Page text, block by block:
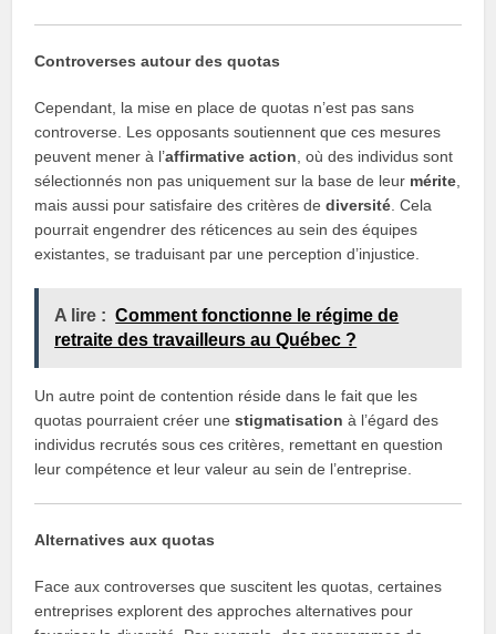
Controverses autour des quotas
Cependant, la mise en place de quotas n’est pas sans
controverse. Les opposants soutiennent que ces mesures
peuvent mener à l’affirmative action , où des individus sont
sélectionnés non pas uniquement sur la base de leur mérite
mais aussi pour satisfaire des critères dediversité . Cela
pourrait engendrer des réticences au sein des équipes
existantes, se traduisant par une perception d’injustice.
A lire : Comment fonctionne le régime de
retraite des travailleurs au Québec ?
Un autre point de contention réside dans le fait que les
quotas pourraient créer unestigmatisation à l’égard des
individus recrutés sous ces critères, remettant en question
leur compétence et leur valeur au sein de l’entreprise.
Alternatives aux quotas
Face aux controverses que suscitent les quotas, certaines
entreprises explorent des approches alternatives pour